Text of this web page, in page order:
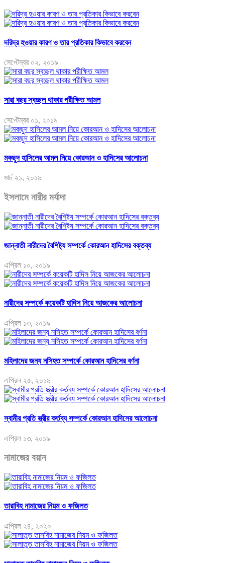
দরিদ্র হওয়ার কারণ ও তার প্রতিকার কিভাবে করবেন
সেপ্টেম্বর ০২, ২০১৯
সারা বছর স্বচ্ছল থাকার পরীক্ষিত আমল
সেপ্টেম্বর ০১, ২০১৯
মকছুদ হাসিলের আমল নিয়ে কোরআন ও হাদিসের আলোচনা
মার্চ ২১, ২০১৯
ইসলামে নারীর মর্যাদা
জান্নাতী নারীদের বৈশিষ্ট্য সম্পর্কে কোরআন হাদিসের বক্তব্য
এপ্রিল ১০, ২০১৯
নারীদের সম্পর্কে কয়েকটি হাদিস নিয়ে আজকের আলোচনা
এপ্রিল ১৩, ২০১৯
মহিলাদের জন্য নসিহত সম্পর্কে কোরআন হাদিসের বর্ণনা
এপ্রিল ২৫, ২০১৯
স্বামীর প্রতি স্ত্রীর কর্তব্য সম্পর্কে কোরআন হাদিসের আলোচনা
এপ্রিল ১৩, ২০১৯
নামাজের বয়ান
তারাবিহ নামাজের নিয়ম ও ফজিলত
এপ্রিল ২৪, ২০২০